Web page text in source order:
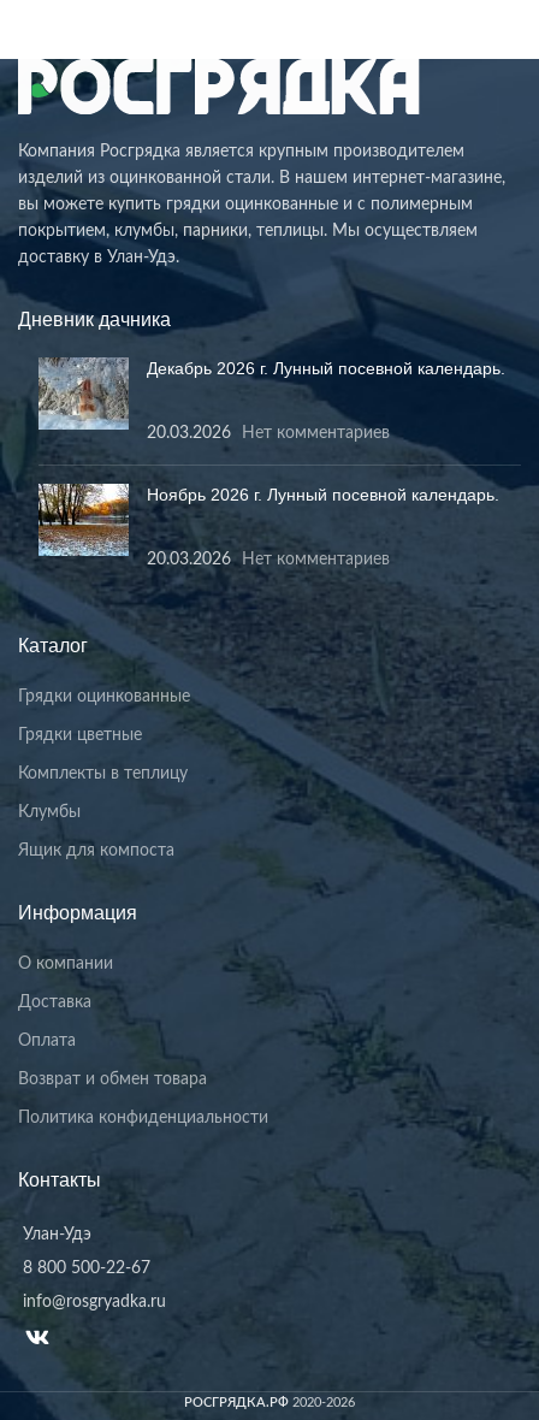
Компания Росгрядка является крупным производителем
изделий из оцинкованной стали. В нашем интернет-магазине,
вы можете купить грядки оцинкованные и с полимерным
покрытием, клумбы, парники, теплицы. Мы осуществляем
доставку в Улан-Удэ.
Дневник дачника
Декабрь 2026 г. Лунный посевной календарь.
20.03.2026 Нет комментариев
Ноябрь 2026 г. Лунный посевной календарь.
20.03.2026 Нет комментариев
Каталог
Грядки оцинкованные
Грядки цветные
Комплекты в теплицу
Клумбы
Ящик для компоста
Информация
О компании
Доставка
Оплата
Возврат и обмен товара
Политика конфиденциальности
Контакты
Улан-Удэ
8 800 500-22-67
info@rosgryadka.ru
РОСГРЯДКА.РФ 2020-2026